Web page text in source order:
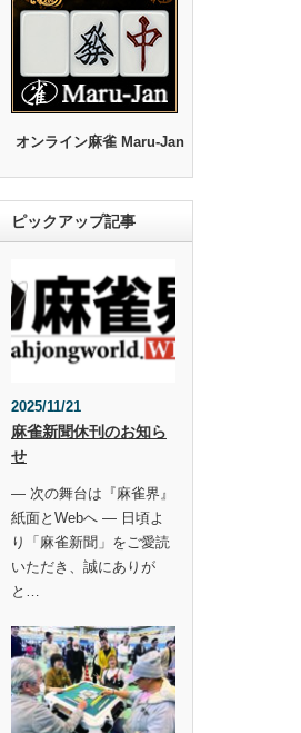
オンライン麻雀 Maru-Jan
ピックアップ記事
2025/11/21
麻雀新聞休刊のお知ら
せ
― 次の舞台は『麻雀界』
紙面とWebへ ― 日頃よ
り「麻雀新聞」をご愛読
いただき、誠にありが
と…